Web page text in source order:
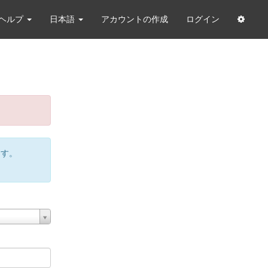
ルプ 日本語 アカウントの作成 ログイン
。